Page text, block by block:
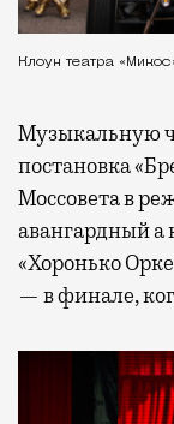
Клоун театра
Музыкальную
постановка
Моссовета в
авангардный а
«Хоронько
— в финале,